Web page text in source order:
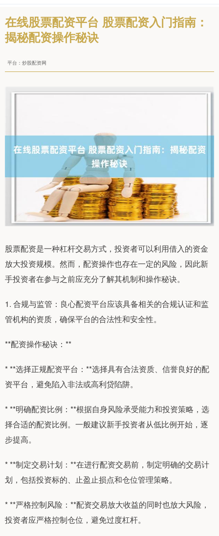
在线股票配资平台 股票配资入门指南：
揭秘配资操作秘诀
平台：炒股配资网
股票配资是一种杠杆交易方式，投资者可以利用借入的资金
放大投资规模。然而，配资操作也存在一定的风险，因此新
手投资者在参与之前应充分了解其机制和操作秘诀。
1. 合规与监管：良心配资平台应该具备相关的合规认证和监
管机构的资质，确保平台的合法性和安全性。
**配资操作秘诀：**
* **选择正规配资平台：**选择具有合法资质、信誉良好的配
资平台，避免陷入非法或高利贷陷阱。
* **明确配资比例：**根据自身风险承受能力和投资策略，选
择合适的配资比例。一般建议新手投资者从低比例开始，逐
步提高。
* **制定交易计划：**在进行配资交易前，制定明确的交易计
划，包括投资标的、止盈止损点和仓位管理策略。
* **严格控制风险：**配资交易放大收益的同时也放大风险，
投资者应严格控制仓位，避免过度杠杆。